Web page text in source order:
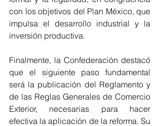
con los objetivos del Plan México, que
impulsa el desarrollo industrial y la
inversión productiva.
Finalmente, la Confederación destacó
que el siguiente paso fundamental
será la publicación del Reglamento y
de las Reglas Generales de Comercio
Exterior, necesarias para hacer
efectiva la aplicación de la reforma. Su